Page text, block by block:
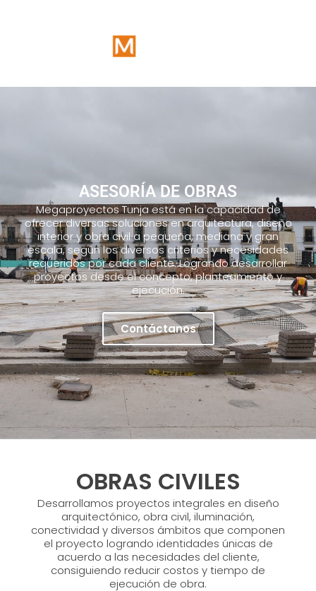
ASESORÍA DE OBRAS
Megaproyectos Tunja está en la capacidad de
ofrecer diversas soluciones en arquitectura, diseño
interior y obra civil a pequeña, mediana y gran
escala, según los diversos criterios y necesidades
requeridos por cada cliente. Logrando desarrollar
proyectos desde el concepto, planteamiento y
ejecución.
Contáctanos
OBRAS CIVILES
Desarrollamos proyectos integrales en diseño
arquitectónico, obra civil, iluminación,
conectividad y diversos ámbitos que componen
el proyecto logrando identidades únicas de
acuerdo a las necesidades del cliente,
consiguiendo reducir costos y tiempo de
ejecución de obra.